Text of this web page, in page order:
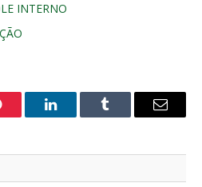
INTERNO
LinkedInTumblr
E-